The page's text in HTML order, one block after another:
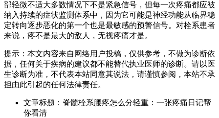
部轻微不适大多数情况下不是紧急信号，但每一次疼痛都应被
纳入持续的症状监测体系中，因为它可能是神经功能从临界稳
定转向逐步恶化的第一个也是最敏感的预警信号。对栓系患者
来说，疼不是最大的敌人，无视疼痛才是。
提示：本文内容来自网络用户投稿，仅供参考，不做为诊断依
据，任何关于疾病的建议都不能替代执业医师的诊断。请以医
生诊断为准，不代表本站同意其说法，请谨慎参阅，本站不承
担由此引起的任何法律责任。
文章标题：脊髓栓系腰疼怎么分轻重：一张疼痛日记帮
你看清